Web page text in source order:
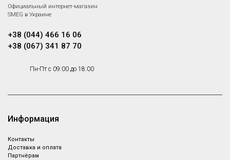
Планетарный миксер.
электрический Smeg
Чайники Стандартный, Малая
бытовая техника
Вспениватель молока
Smeg MFF01DGBEU
Официальный интернет-магазин
SMEG в Украине
+38 (044) 466 16 06
+38 (067) 341 87 70
Пн-Пт с 09:00 до 18:00
Информация
Контакты
Доставка и оплата
Партнёрам